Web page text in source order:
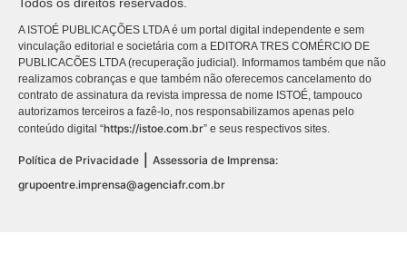
A ISTOÉ PUBLICAÇÕES LTDA é um portal digital independente e sem
vinculação editorial e societária com a EDITORA TRES COMÉRCIO DE
PUBLICACÕES LTDA (recuperação judicial). Informamos também que não
realizamos cobranças e que também não oferecemos cancelamento do
contrato de assinatura da revista impressa de nome ISTOÉ, tampouco
autorizamos terceiros a fazê-lo, nos responsabilizamos apenas pelo
conteúdo digital “https://istoe.com.br” e seus respectivos sites.
Política de Privacidade
Assessoria de Imprensa:
grupoentre.imprensa@agenciafr.com.br